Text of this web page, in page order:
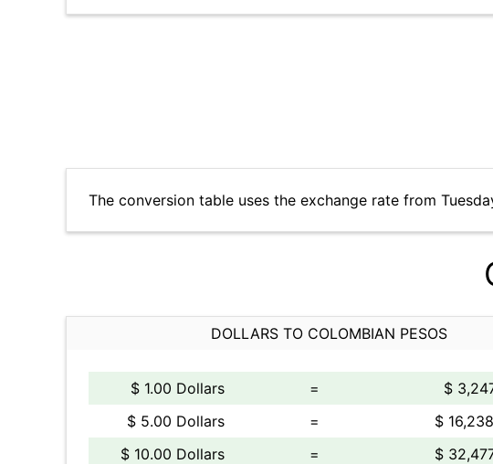
The conversion table uses the exchange rate from
DOLLARS TO COLOMBIAN PESOS
$ 1.00 Dollars =
$
$ 5.00 Dollars
=
$
$ 10.00 Dollars
=
$